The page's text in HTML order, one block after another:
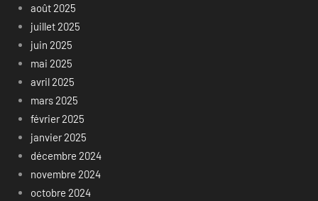
août 2025
juillet 2025
juin 2025
mai 2025
avril 2025
mars 2025
février 2025
janvier 2025
décembre 2024
novembre 2024
octobre 2024